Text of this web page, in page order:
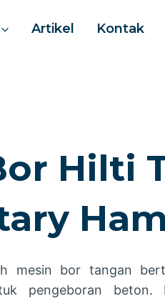
Artikel Kontak
Hilti
mesin bor tangan
pengeboran beton.